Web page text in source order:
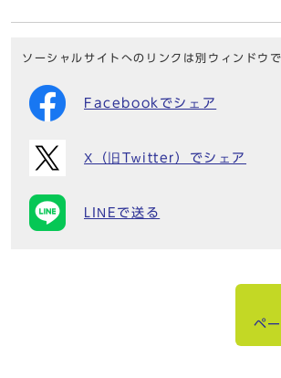
ソーシャルサイトへのリンクは別ウィンドウ
Facebookでシェア
X（旧Twitter）でシェア
LINEで送る
ペ